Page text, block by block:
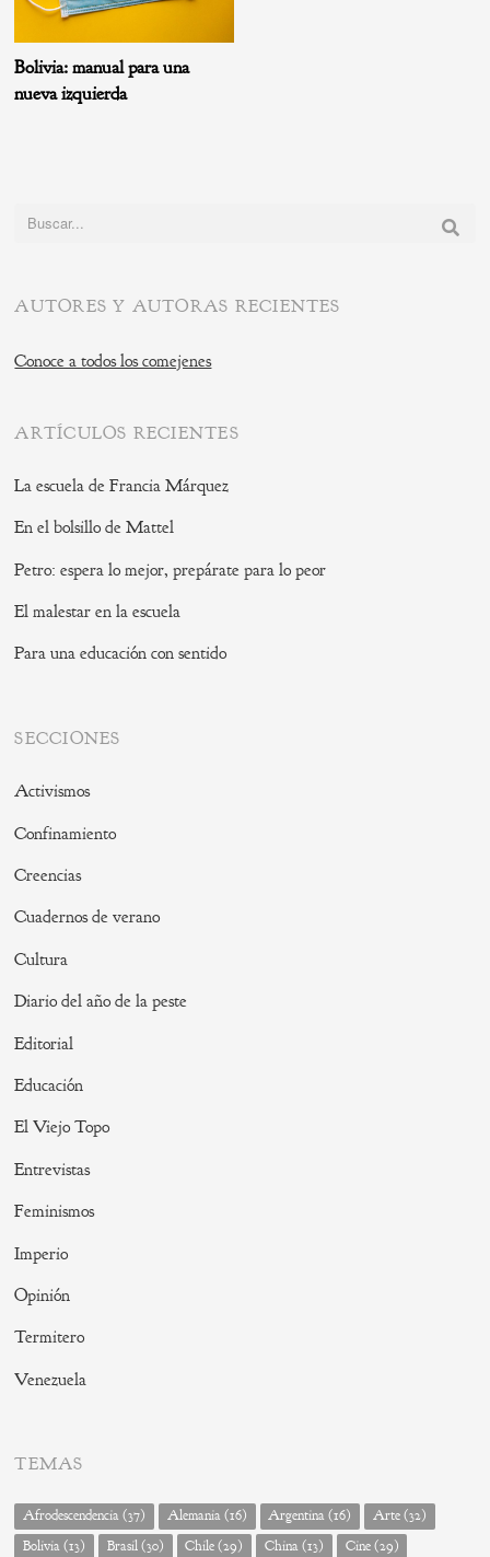
Bolivia: manual para una
nueva izquierda
Buscar:
AUTORES Y AUTORAS RECIENTES
Conoce a todos los comejenes
ARTÍCULOS RECIENTES
La escuela de Francia Márquez
En el bolsillo de Mattel
Petro: espera lo mejor, prepárate para lo peor
El malestar en la escuela
Para una educación con sentido
SECCIONES
Activismos
Confinamiento
Creencias
Cuadernos de verano
Cultura
Diario del año de la peste
Editorial
Educación
El Viejo Topo
Entrevistas
Feminismos
Imperio
Opinión
Termitero
Venezuela
TEMAS
Afrodescendencia(37) Alemania(16) Argentina(16) Arte(32)
Bolivia(13) Brasil(30) Chile(29) China(13) Cine(29)